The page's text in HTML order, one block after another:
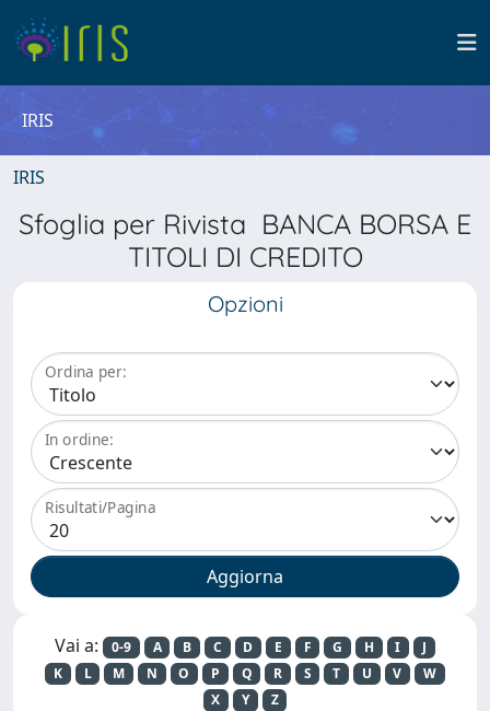
IRIS
IRIS
Sfoglia per Rivista BANCA BORSA E
TITOLI DI CREDITO
Opzioni
Ordina per:
In ordine:
Risultati/Pagina
Vai a: 0-9 A B C D E F G H I
J
K
L M N O P Q R S T U V
W
X
Y Z